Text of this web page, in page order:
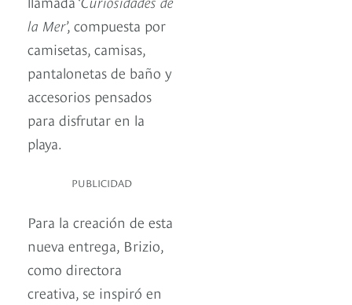
la Mer’, compuesta por
camisetas, camisas,
pantalonetas de baño y
accesorios pensados
para disfrutar en la
playa.
PUBLICIDAD
Para la creación de esta
nueva entrega, Brizio,
como directora
creativa, se inspiró en